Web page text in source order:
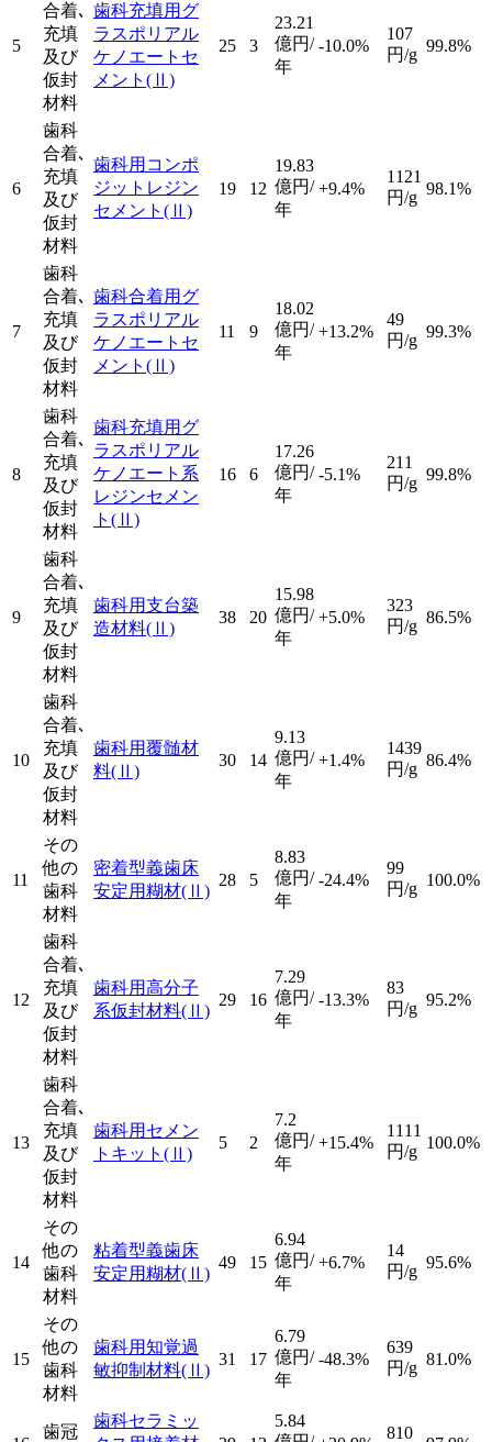
5
合着､
充填
及び
仮封
材料
歯科充填用グ
ラスポリアル
ケノエートセ
メント (Ⅱ)
25 3
23.21
億円/
年
-10.0%
107
円/g 99.8%
6
歯科
合着､
充填
及び
仮封
材料
歯科用コンポ
ジットレジン
セメント (Ⅱ)
19 12
19.83
億円/
年
+9.4%
1121
円/g 98.1%
7
歯科
合着､
充填
及び
仮封
材料
歯科合着用グ
ラスポリアル
ケノエートセ
メント (Ⅱ)
11 9
18.02
億円/
年
+13.2%
49
円/g 99.3%
8
歯科
合着､
充填
及び
仮封
材料
歯科充填用グ
ラスポリアル
ケノエート系
レジンセメン
ト (Ⅱ)
16 6
17.26
億円/
年
-5.1%
211
円/g 99.8%
9
歯科
合着､
充填
及び
仮封
材料
歯科用支台築
造材料(Ⅱ)
38 20
15.98
億円/
年
+5.0%
323
円/g 86.5%
10
歯科
合着､
充填
及び
仮封
材料
歯科用覆髄材
料(Ⅱ)
30 14
9.13
億円/
年
+1.4%
1439
円/g 86.4%
11
その
他の
歯科
材料
密着型義歯床
安定用糊材(Ⅱ)
28 5
8.83
億円/
年
-24.4%
99
円/g 100.0%
12
歯科
合着､
充填
及び
仮封
材料
歯科用高分子
系仮封材料(Ⅱ)
29 16
7.29
億円/
年
-13.3%
83
円/g 95.2%
13
歯科
合着､
充填
及び
仮封
材料
歯科用セメン
トキット (Ⅱ)
5 2
7.2
億円/
年
+15.4%
1111
円/g 100.0%
14
その
他の
歯科
材料
粘着型義歯床
安定用糊材(Ⅱ)
49 15
6.94
億円/
年
+6.7%
14
円/g 95.6%
15
その
他の
歯科
材料
歯科用知覚過
敏抑制材料(Ⅱ)
31 17
6.79
億円/
年
-48.3%
639
円/g 81.0%
歯冠
歯科セラミッ
5.84
810